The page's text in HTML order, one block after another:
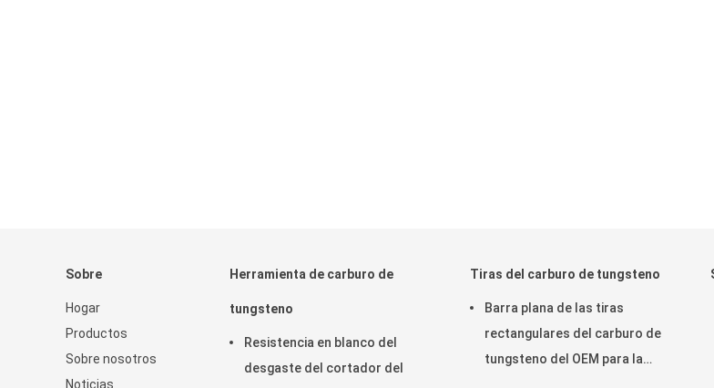
Sobre
Hogar
Productos
Sobre nosotros
Noticias
Herramienta de carburo de
tungsteno
Resistencia en blanco del
desgaste del cortador del
Tiras del carburo de tungsteno
Barra plana de las tiras
rectangulares del carburo de
tungsteno del OEM para la